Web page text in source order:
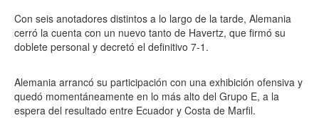
Con seis anotadores distintos a lo largo de la tarde, Alemania
cerró la cuenta con un nuevo tanto de Havertz, que firmó su
doblete personal y decretó el definitivo 7-1.
Alemania arrancó su participación con una exhibición ofensiva y
quedó momentáneamente en lo más alto del Grupo E, a la
espera del resultado entre Ecuador y Costa de Marfil.